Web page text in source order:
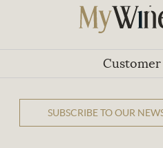
Customer
SUBSCRIBE TO OUR